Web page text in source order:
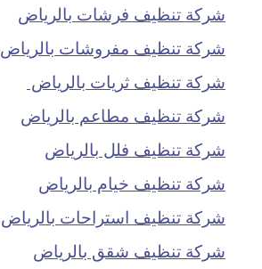
شركة تنظيف فرشات بالرياض
شركة تنظيف مفروشات بالرياض
شركة تنظيف ثريات بالرياض
شركة تنظيف مطاعم بالرياض
شركة تنظيف فلل بالرياض
شركة تنظيف خيام بالرياض
شركة تنظيف استراحات بالرياض
شركة تنظيف شقق بالرياض